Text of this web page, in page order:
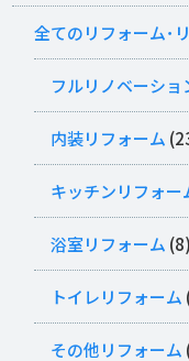
全てのリフォーム･
フルリノベーショ
内装リフォーム
キッチンリフォー
浴室リフォーム (8)
トイレリフォーム
その他リフォーム